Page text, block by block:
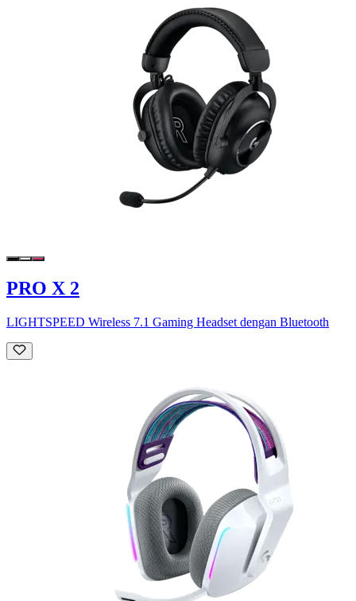
PRO X 2
LIGHTSPEED Wireless 7.1 Gaming Headset dengan Bluetooth